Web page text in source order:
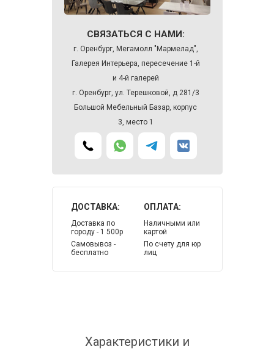
СВЯЗАТЬСЯ С НАМИ:
г. Оренбург, Мегамолл "Мармелад",
Галерея Интерьера, пересечение 1-й
и 4-й галерей
г. Оренбург, ул. Терешковой, д 281/3
Большой Мебельный Базар, корпус
3, место 1
ДОСТАВКА:
Доставка по
городу - 1 500р
Самовывоз -
бесплатно
ОПЛАТА:
Наличными или
картой
По счету для юр
лиц
Характеристики и